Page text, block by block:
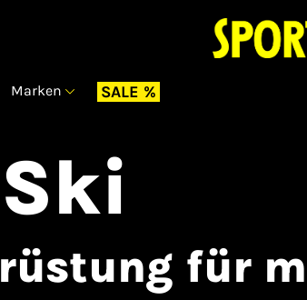
Marken SALE %
für